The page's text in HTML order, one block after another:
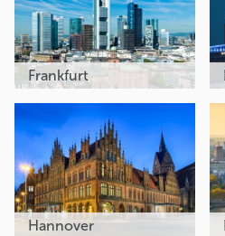
Frankfurt
Hannover